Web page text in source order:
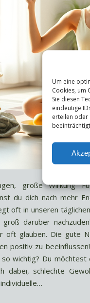
Um eine
Cookies, um
Sie diesen
eindeutige
erteilen oder
große Wirkung
du dich nach mehr
oft in unseren
darüber
oft glauben. Die gute
positiv zu
wichtig? Du
dabei, schlechte